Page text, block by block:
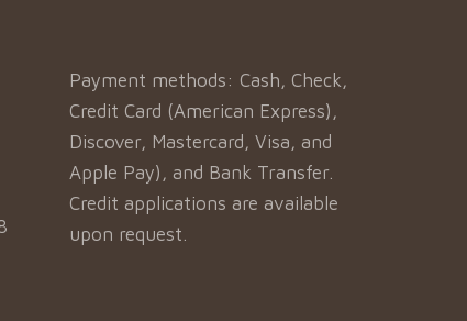
Payment methods: Cash, Check,
Credit Card (American Express),
Discover, Mastercard, Visa, and
Apple Pay), and Bank Transfer.
Credit applications are available
upon request.